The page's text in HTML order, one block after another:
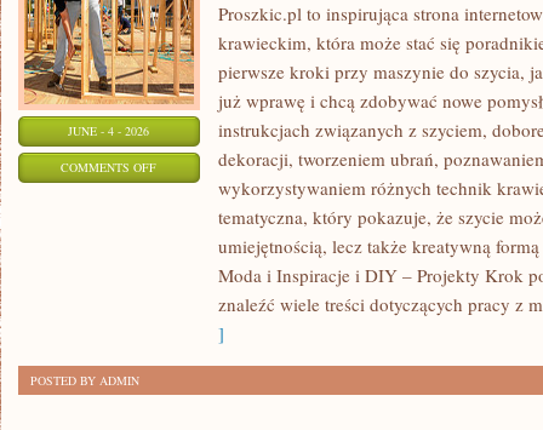
JUNE - 4 - 2026
COMMENTS OFFON
POCZĄTKUJĄCYCH
Proszkic.pl to inspirująca strona
krawieckim, która może stać się
pierwsze kroki przy maszynie do szycia,
już wprawę i chcą zdobywać nowe
instrukcjach związanych z szyciem,
dekoracji, tworzeniem ubrań,
wykorzystywaniem różnych technik
tematyczna, który pokazuje, że szycie
umiejętnością, lecz także kreatywną
Moda i Inspiracje i DIY – Projekty Krok
znaleźć wiele treści dotyczących pracy z
]
POSTED BY ADMIN